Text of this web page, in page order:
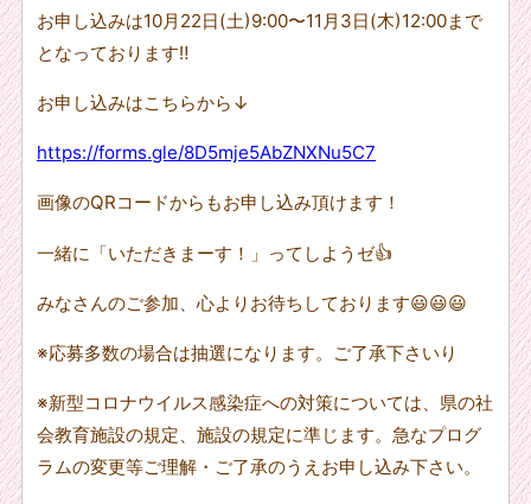
お申し込みは10月 22日(土)9:00〜11 月 3日(木)12:00まで
となっております‼︎
お申し込みはこちらから ↓
https://forms.gle/8D5mje5AbZNXNu5C7
画像のQRコードからもお申し込み頂けます！
一緒に「いただきまーす！」ってしようゼ👍
みなさんのご参加、心よりお待ちしております😃😃😃
※応募多数の場合は抽選になります。ご了承下さいり
※新型コロナウイルス感染症への対策については、県の社
会教育施設の規定、施設の規定に準じます。急なプログ
ラムの変更等ご理解・ご了承のうえお申し込み下さい。